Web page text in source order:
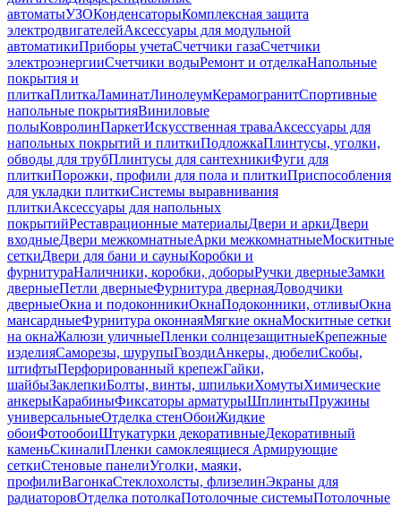
автоматыУЗОКонденсаторыКомплексная защита
электродвигателейАксессуары для модульной
автоматикиПриборы учетаСчетчики газаСчетчики
электроэнергииСчетчики водыРемонт и отделкаНапольные
покрытия и
плиткаПлиткаЛаминатЛинолеумКерамогранитСпортивные
напольные покрытияВиниловые
полыКовролинПаркетИскусственная траваАксессуары для
напольных покрытий и плиткиПодложкаПлинтусы, уголки,
обводы для трубПлинтусы для сантехникиФуги для
плиткиПорожки, профили для пола и плиткиПриспособления
для укладки плиткиСистемы выравнивания
плиткиАксессуары для напольных
покрытийРеставрационные материалыДвери и аркиДвери
входныеДвери межкомнатныеАрки межкомнатныеМоскитные
сеткиДвери для бани и сауныКоробки и
фурнитураНаличники, коробки, доборыРучки дверныеЗамки
дверныеПетли дверныеФурнитура двернаяДоводчики
дверныеОкна и подоконникиОкнаПодоконники, отливыОкна
мансардныеФурнитура оконнаяМягкие окнаМоскитные сетки
на окнаЖалюзи уличныеПленки солнцезащитныеКрепежные
изделияСаморезы, шурупыГвоздиАнкеры, дюбелиСкобы,
штифтыПерфорированный крепежГайки,
шайбыЗаклепкиБолты, винты, шпилькиХомутыХимические
анкерыКарабиныФиксаторы арматурыШплинтыПружины
универсальныеОтделка стенОбоиЖидкие
обоиФотообоиШтукатурки декоративныеДекоративный
каменьСкиналиПленки самоклеящиеся Армирующие
сеткиСтеновые панелиУголки, маяки,
профилиВагонкаСтеклохолсты, флизелинЭкраны для
радиаторовОтделка потолкаПотолочные системыПотолочные